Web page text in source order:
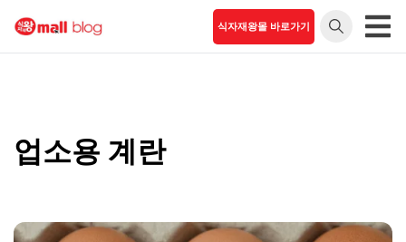
식자재왕
그
언제 어디서나 식
식자재왕몰 바로가기
업소용 계란